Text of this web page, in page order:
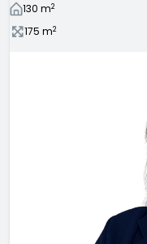
130 m2
175 m2